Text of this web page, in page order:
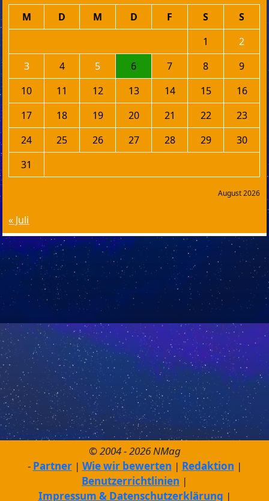
August 2026
M D M D F S
S
1
2
3
4 5 6 7 8
9
10
11 12 13 14 15
16
17
18 19 20 21 22
23
24
25 26 27 28 29
30
31
« Juli
© 2004 - 2026 NMag
Partner
Wie wir bewerten
Redaktion
Benutzerrichtlinien
Impressum & Datenschutzerklärung